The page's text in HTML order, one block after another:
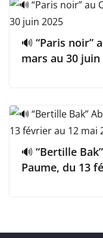
🔊 “Paris noir”
mars au 30 juin
🔊 “Bertille
Paume, du 13